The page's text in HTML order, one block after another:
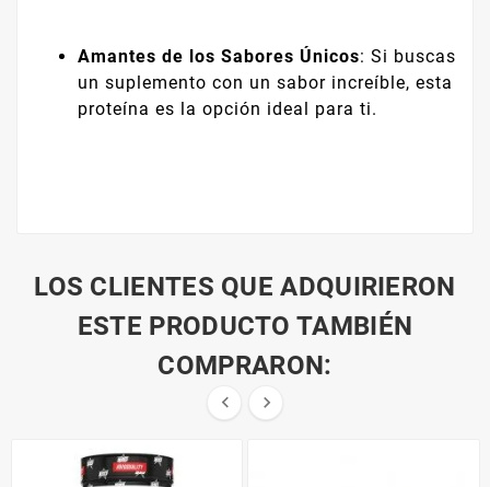
Amantes de los Sabores Únicos: Si buscas
un suplemento con un sabor increíble, esta
proteína es la opción ideal para ti.
LOS CLIENTES QUE ADQUIRIERON
ESTE PRODUCTO TAMBIÉN
COMPRARON:
 